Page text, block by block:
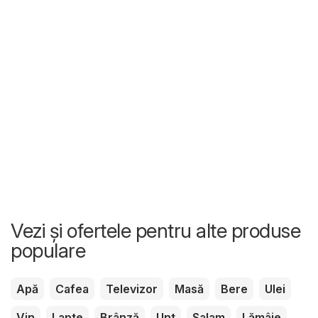
Vezi și ofertele pentru alte produse
populare
Apă Cafea Televizor Masă Bere
Ulei